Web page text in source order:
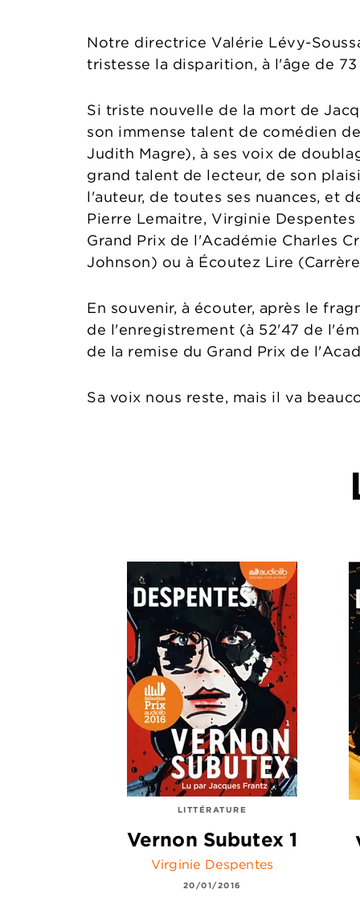
Notre directrice Valérie Lévy-
tristesse la disparition, à l'âge de 73
Si triste nouvelle de la mort de
son immense talent de comédien
Judith Magre), à ses voix de
grand talent de lecteur, de son
l'auteur, de toutes ses nuances, et
Pierre Lemaitre, Virginie
Grand Prix de l'Académie Charles
Johnson) ou à Écoutez Lire
En souvenir, à écouter, après le
de l'enregistrement (à 52'47 de
de la remise du Grand Prix de
Sa voix nous reste, mais il va
LITTÉRATURE
Vernon Subutex 1
Virginie Despentes
20/01/2016